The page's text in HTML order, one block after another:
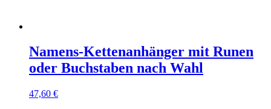
Namens-Kettenanhänger mit Runen
oder Buchstaben nach Wahl
47,60 €